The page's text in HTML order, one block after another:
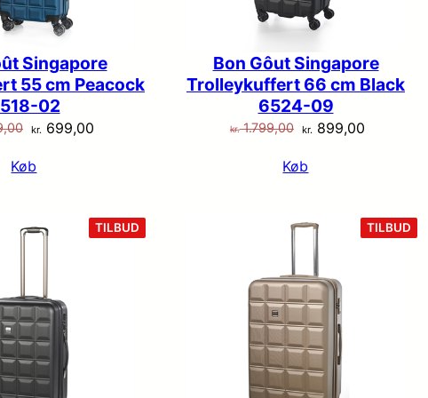
Singapore
55 cm Peacock
02
Den
pris
kr. 1.399,00.
kr.699,00Den
kr. 699,00.
Køb
Bon Gôut Singapore
Trolleykuffert 66 cm Black
6524-09
kr.1.799,00 Den
pris
kr. 1.799,00.
kr. 899,00
kr. 899,00.
Køb
TILBUD
PÅ
TILBUD
PÅ